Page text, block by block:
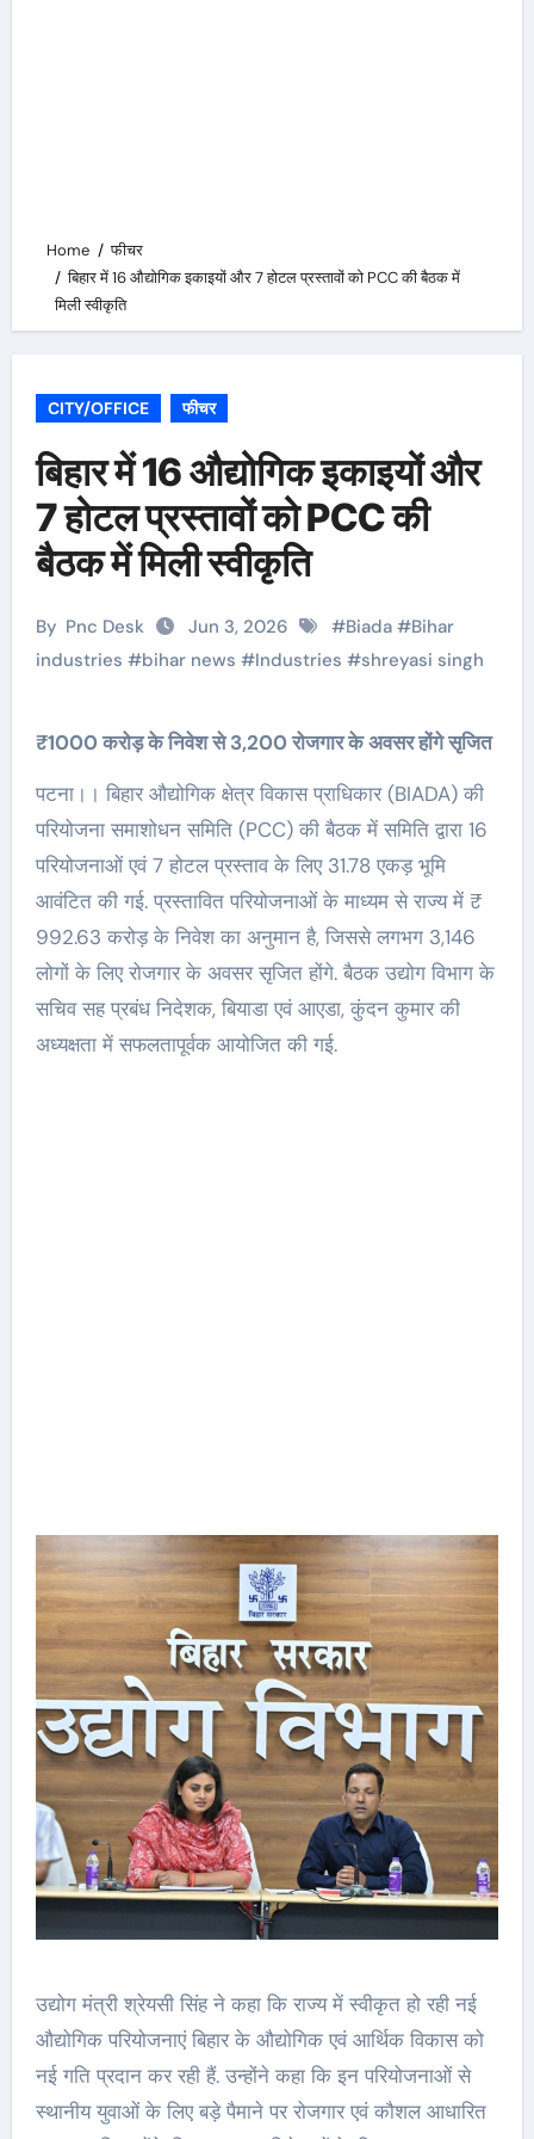
Home
फीचर
बिहार में 16 औद्योगिक इकाइयों और 7 होटल प्रस्तावों को PCC की बैठक में
मिली स्वीकृति
CITY/OFFICE फीचर
बिहार में 16 औद्योगिक इकाइयों और
7 होटल प्रस्तावों को PCC की
बैठक में मिली स्वीकृति
By Pnc Desk Jun 3, 2026 #Biada #Bihar
industries #bihar news #Industries #shreyasi singh
₹1000 करोड़ के निवेश से 3,200 रोजगार के अवसर होंगे सृजित
पटना।। बिहार औद्योगिक क्षेत्र विकास प्राधिकार (BIADA) की
परियोजना समाशोधन समिति (PCC) की बैठक में समिति द्वारा 16
परियोजनाओं एवं 7 होटल प्रस्ताव के लिए 31.78 एकड़ भूमि
आवंटित की गई. प्रस्तावित परियोजनाओं के माध्यम से राज्य में ₹
992.63 करोड़ के निवेश का अनुमान है, जिससे लगभग 3,146
लोगों के लिए रोजगार के अवसर सृजित होंगे. बैठक उद्योग विभाग के
सचिव सह प्रबंध निदेशक, बियाडा एवं आएडा, कुंदन कुमार की
अध्यक्षता में सफलतापूर्वक आयोजित की गई.
उद्योग मंत्री श्रेयसी सिंह ने कहा कि राज्य में स्वीकृत हो रही नई
औद्योगिक परियोजनाएं बिहार के औद्योगिक एवं आर्थिक विकास को
नई गति प्रदान कर रही हैं. उन्होंने कहा कि इन परियोजनाओं से
स्थानीय युवाओं के लिए बड़े पैमाने पर रोजगार एवं कौशल आधारित